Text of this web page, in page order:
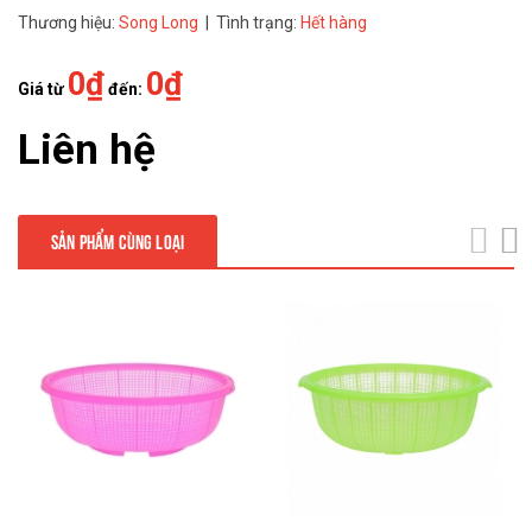
Thương hiệu: Song Long | Tình trạng: Hết hàng
Giá từ 0₫đến: 0₫
Liên hệ
SẢN PHẨM CÙNG LOẠI